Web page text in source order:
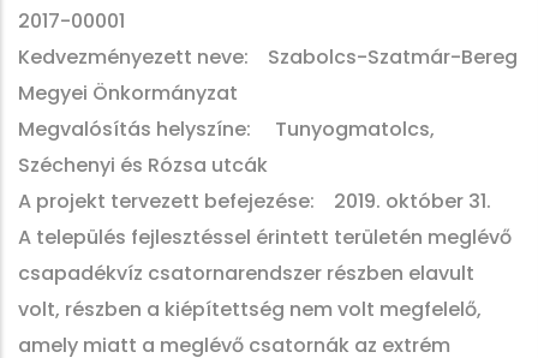
2017-00001
Kedvezményezett neve: Szabolcs-Szatmár-Bereg
Megyei Önkormányzat
Megvalósítás helyszíne: Tunyogmatolcs,
Széchenyi és Rózsa utcák
A projekt tervezett befejezése: 2019. október 31.
A település fejlesztéssel érintett területén meglévő
csapadékvíz csatornarendszer részben elavult
volt, részben a kiépítettség nem volt megfelelő,
amely miatt a meglévő csatornák az extrém